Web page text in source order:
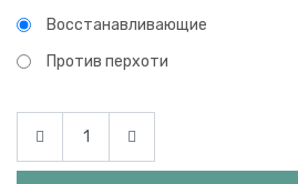
Восстанавливающие
Против перхоти